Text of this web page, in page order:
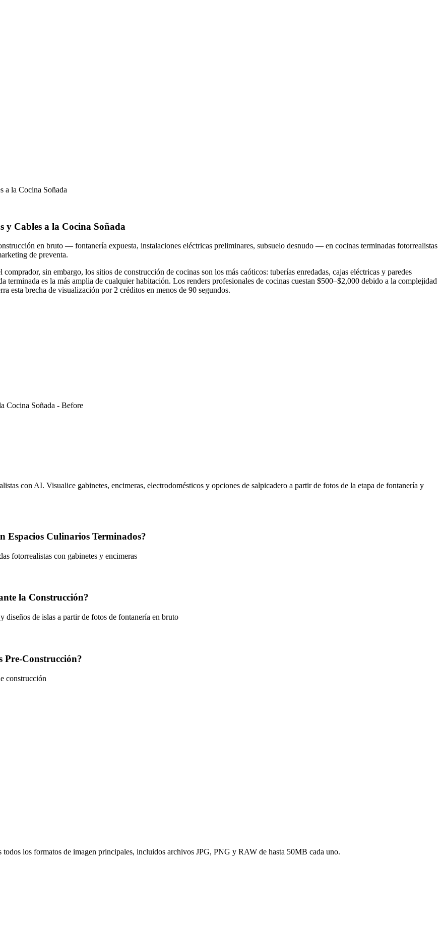
a la Cocina Soñada
y Cables a la Cocina Soñada
en bruto — fontanería expuesta, instalaciones eléctricas preliminares, subsuelo desnudo — en cocinas terminadas fotorrealistas
de preventa.
sin embargo, los sitios de construcción de cocinas son los más caóticos: tuberías enredadas, cajas eléctricas y paredes
terminada es la más amplia de cualquier habitación. Los renders profesionales de cocinas cuestan $500–$2,000 debido a la complejidad
esta brecha de visualización por 2 créditos en menos de 90 segundos.
con AI. Visualice gabinetes, encimeras, electrodomésticos y opciones de salpicadero a partir de fotos de la etapa de fontanería y
Espacios Culinarios Terminados?
fotorrealistas con gabinetes y encimeras
la Construcción?
diseños de islas a partir de fotos de fontanería en bruto
Pre-Construcción?
construcción
los formatos de imagen principales, incluidos archivos JPG, PNG y RAW de hasta 50MB cada uno.